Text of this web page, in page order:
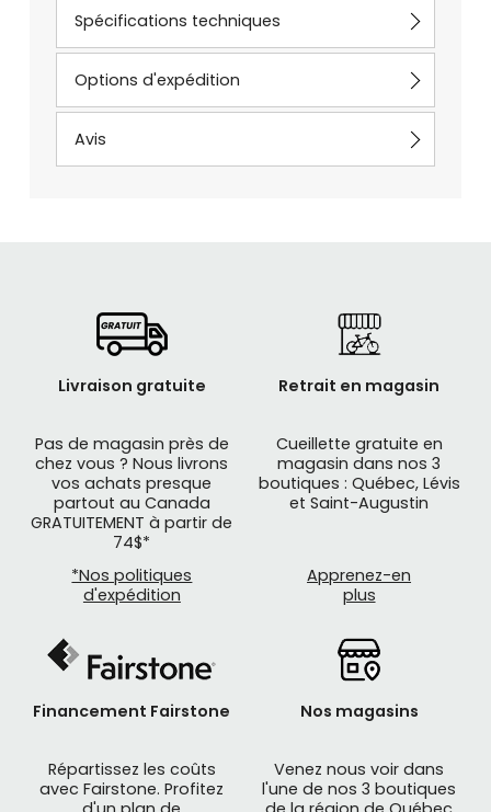
Spécifications techniques
Options d'expédition
Avis
Livraison gratuite
Pas de magasin près de
chez vous ? Nous livrons
vos achats presque
partout au Canada
GRATUITEMENT à partir de
74$*
*Nos politiques
d'expédition
Retrait en magasin
Cueillette gratuite en
magasin dans nos 3
boutiques : Québec, Lévis
et Saint-Augustin
Apprenez-en
plus
Financement Fairstone
Répartissez les coûts
avec Fairstone. Profitez
Nos magasins
Venez nous voir dans
l'une de nos 3 boutiques